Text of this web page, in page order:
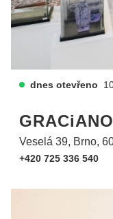
dnes otevřeno
Veselá 39, Brno,
+420 725 336 540